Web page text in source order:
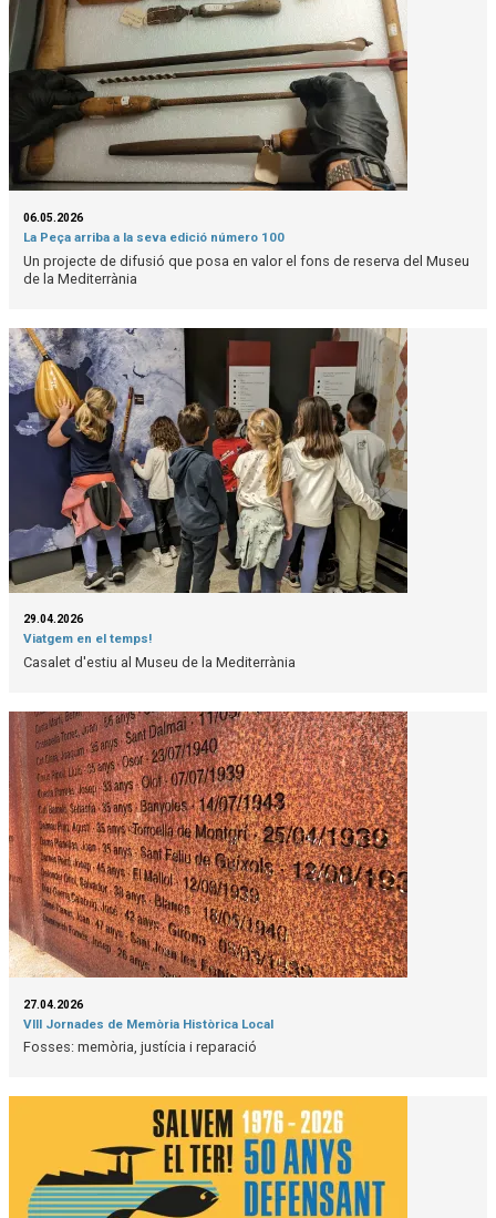
06.05.2026
La Peça arriba a la seva edició número 100
Un projecte de difusió que posa en valor el fons de reserva del Museu
de la Mediterrània
29.04.2026
Viatgem en el temps!
Casalet d'estiu al Museu de la Mediterrània
27.04.2026
VIII Jornades de Memòria Històrica Local
Fosses: memòria, justícia i reparació